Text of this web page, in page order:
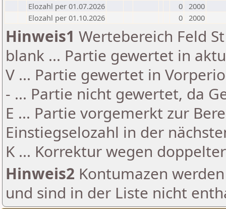
Elozahl per 01.07.2026
0 2000
Elozahl per 01.10.2026
0 2000
Hinweis1 Wertebereich Feld
blank ... Partie gewertet in
V ... Partie gewertet in
- ... Partie nicht gewertet, da
E ... Partie vorgemerkt zur
Einstiegselozahl in der
K ... Korrektur wegen
Hinweis2 Kontumazen
und sind in der Liste nicht